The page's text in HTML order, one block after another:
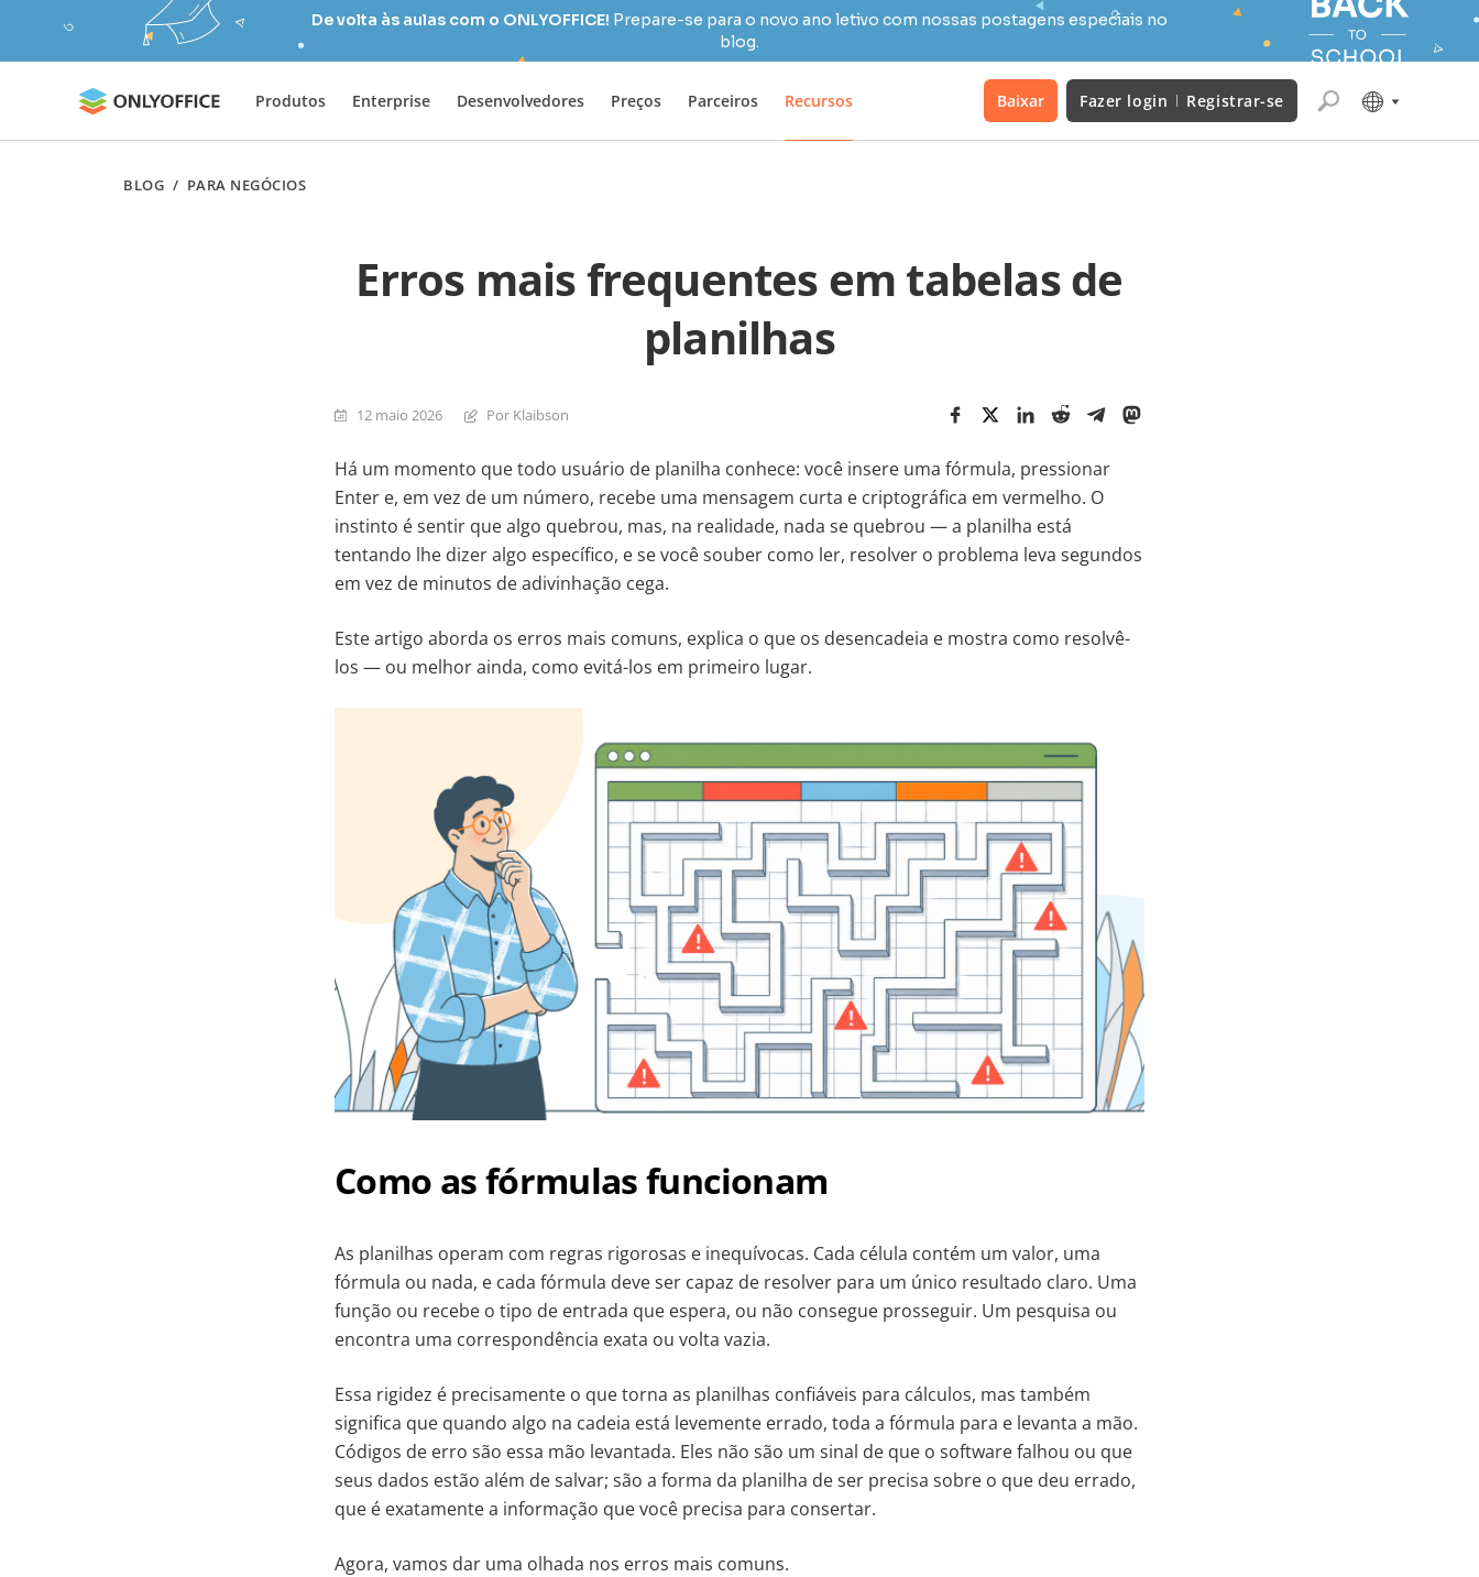
De volta às aulas com o ONLYOFFICE! Prepare-se para o novo ano letivo com nossas postagens especiais no
blog.
Produtos Enterprise Desenvolvedores Preços Parceiros Recursos Baixar Fazer login Registrar-se
BLOG / PARA NEGÓCIOS
Erros mais frequentes em tabelas de
planilhas
12 maio 2026 Por Klaibson
Há um momento que todo usuário de planilha conhece: você insere uma fórmula, pressionar
Enter e, em vez de um número, recebe uma mensagem curta e criptográfica em vermelho. O
instinto é sentir que algo quebrou, mas, na realidade, nada se quebrou — a planilha está
tentando lhe dizer algo específico, e se você souber como ler, resolver o problema leva segundos
em vez de minutos de adivinhação cega.
Este artigo aborda os erros mais comuns, explica o que os desencadeia e mostra como resolvê-
los — ou melhor ainda, como evitá-los em primeiro lugar.
Como as fórmulas funcionam
As planilhas operam com regras rigorosas e inequívocas. Cada célula contém um valor, uma
fórmula ou nada, e cada fórmula deve ser capaz de resolver para um único resultado claro. Uma
função ou recebe o tipo de entrada que espera, ou não consegue prosseguir. Um pesquisa ou
encontra uma correspondência exata ou volta vazia.
Essa rigidez é precisamente o que torna as planilhas confiáveis para cálculos, mas também
significa que quando algo na cadeia está levemente errado, toda a fórmula para e levanta a mão.
Códigos de erro são essa mão levantada. Eles não são um sinal de que o software falhou ou que
seus dados estão além de salvar; são a forma da planilha de ser precisa sobre o que deu errado,
que é exatamente a informação que você precisa para consertar.
Agora, vamos dar uma olhada nos erros mais comuns.